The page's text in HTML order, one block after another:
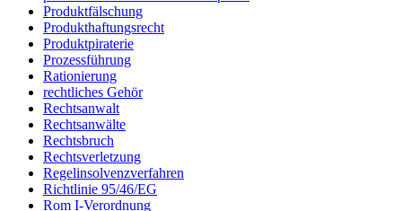
Produktfälschung
Produkthaftungsrecht
Produktpiraterie
Prozessführung
Rationierung
rechtliches Gehör
Rechtsanwalt
Rechtsanwälte
Rechtsbruch
Rechtsverletzung
Regelinsolvenzverfahren
Richtlinie 95/46/EG
Rom I-Verordnung